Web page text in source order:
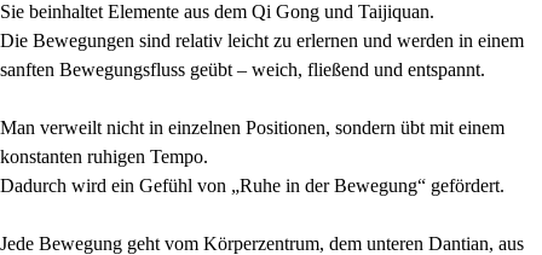
Sie beinhaltet Elemente aus dem Qi Gong und Taijiquan.
Die Bewegungen sind relativ leicht zu erlernen und werden in einem
sanften Bewegungsfluss geübt – weich, fließend und entspannt.
Man verweilt nicht in einzelnen Positionen, sondern übt mit einem
konstanten ruhigen Tempo.
Dadurch wird ein Gefühl von „Ruhe in der Bewegung“ gefördert.
Jede Bewegung geht vom Körperzentrum, dem unteren Dantian, aus